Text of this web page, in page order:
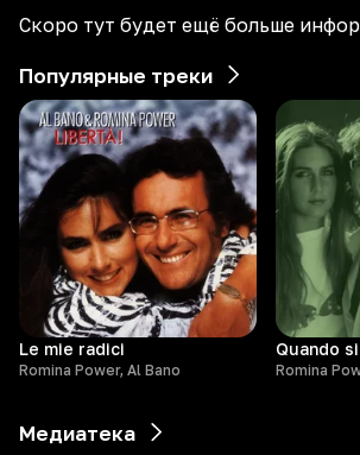
Скоро тут будет ещё больше
Популярные треки
Le mie radici
Romina Power, Al Bano
Quando
Медиатека